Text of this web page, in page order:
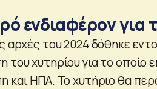
ενδιαφέρον για
αρχές του 2024 δόθηκε
του χυτηρίου για το οποίο
και ΗΠΑ. Το χυτήριο θα